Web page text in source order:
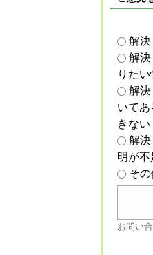
解
解
りた
解
いて
きない
解
明が
そ
お問い